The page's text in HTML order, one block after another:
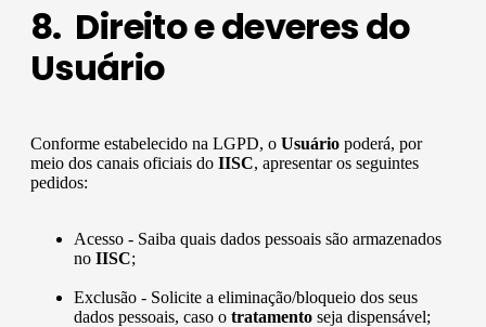
8. Direito e deveres do
Usuário
Conforme estabelecido na LGPD, o Usuário poderá, por
meio dos canais oficiais do IISC, apresentar os seguintes
pedidos:
Acesso - Saiba quais dados pessoais são armazenados
no IISC;
Exclusão - Solicite a eliminação/bloqueio dos seus
dados pessoais, caso o tratamento seja dispensável;